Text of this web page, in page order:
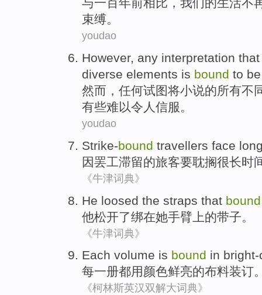
与一百年前相比 ， 我们的生活不
束缚。
youdao
However, any interpretation
diverse elements is bound to be
然而 ， 任何试图将小说的所有不
有些难以令人信服。
youdao
Strike-bound travellers face
因罢工滞留的旅客要耽搁很长时
《牛津词典》
He loosed the straps that bound
他松开了绑在她手臂上的带子。
《牛津词典》
Each volume is bound in
每一册都用颜色鲜亮的布料装订
《柯林斯英汉双解大词典》